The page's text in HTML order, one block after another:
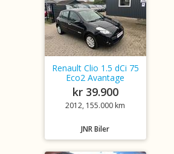
Renault Clio 1.5 dCi 75
Eco2 Avantage
kr 39.900
2012, 155.000 km
JNR Biler